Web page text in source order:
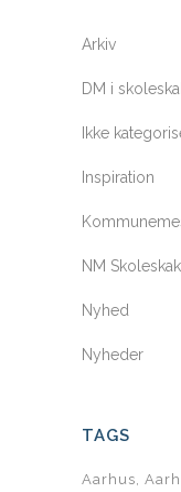
Arkiv
DM i
Ikke
Inspiration
NM Skoleskak
Nyhed
Nyheder
TAGS
Aarhus